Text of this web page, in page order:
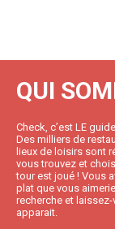
QUI
Check, c’est LE
Des milliers de
lieux de loisirs sont
vous trouvez et
tour est joué ! Vous
plat que vous
recherche et
apparait.